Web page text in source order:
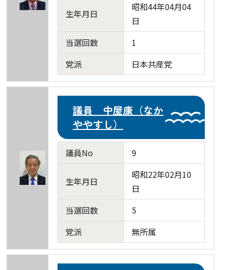
生年月日
昭和44年04月04
日
当選回数
1
党派
日本共産党
議員 中屋康（なか
ややすし）
議員No 9
生年月日
昭和22年02月10
日
当選回数
5
党派
無所属